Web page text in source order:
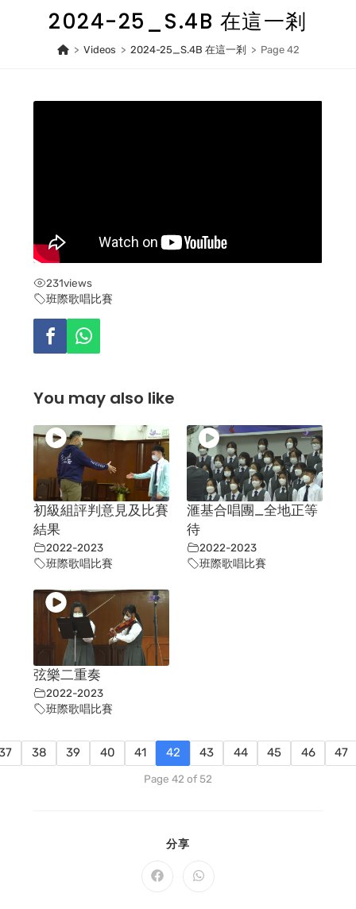
2024-25_S.4B 在這一剎
> Videos > 2024-25_S.4B 在這一剎 > Page 42
231views
班際歌唱比賽
You may also like
初級組評判意見及比賽
結果
2022-2023
班際歌唱比賽
滙基合唱團_全地正等
待
2022-2023
班際歌唱比賽
弦樂二重奏
2022-2023
班際歌唱比賽
38 39 40 41 42 43 44 45 46 47
Page 42 of 52
分享
CONTENT
Opens
Opens